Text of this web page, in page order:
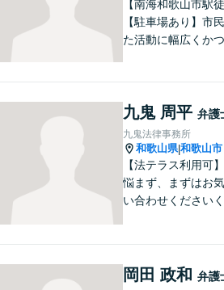
【南海和歌山市駅
【駐車場あり】市
た活動に幅広くかつ
く対応可能。【地域
た弁護士】法律トラ
悩みの方は、お気軽
ください。
九鬼 周平 弁護
九鬼法律事務所
和歌山県|和歌山市
【法テラス利用可
悩まず、まずはお
い合わせくださいく
岡田 政和 弁護